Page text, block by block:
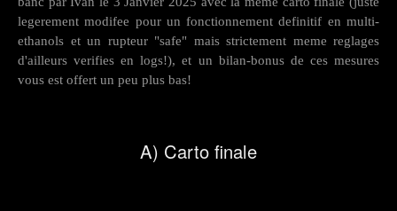
legerement modifee pour un fonctionnement definitif en multi-
ethanols et un rupteur "safe" mais strictement meme reglages
d'ailleurs verifies en logs!), et un bilan-bonus de ces mesures
vous est offert un peu plus bas!
A) Carto finale